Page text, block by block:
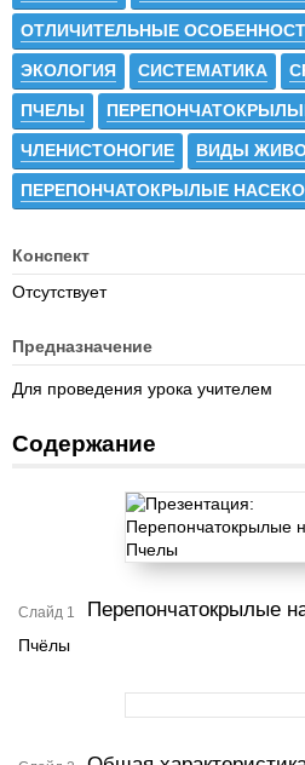
ОТЛИЧИТЕЛЬНЫЕ
ЭКОЛОГИЯ СИСТЕМАТИКА
ПЧЕЛЫ
ЧЛЕНИСТОНОГИЕ ВИДЫ
ПЕРЕПОНЧАТОКРЫЛЫЕ
Конспект
Отсутствует
Предназначение
Для проведения урока учителем
Содержание
Слайд 1 Перепончатокрылые
Пчёлы